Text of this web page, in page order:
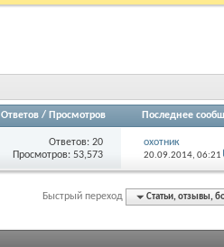
Ответов / Просмотров Последнее
Ответов:20
Просмотров: 53,573
охотник
20.09.2014, 06:21
Быстрый переход Статьи, отзывы,